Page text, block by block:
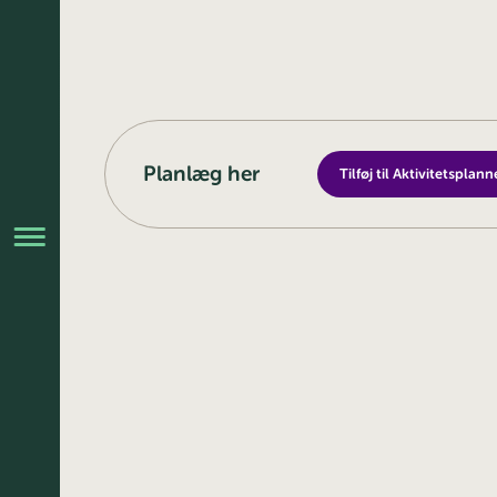
Planlæg her Tilføj til